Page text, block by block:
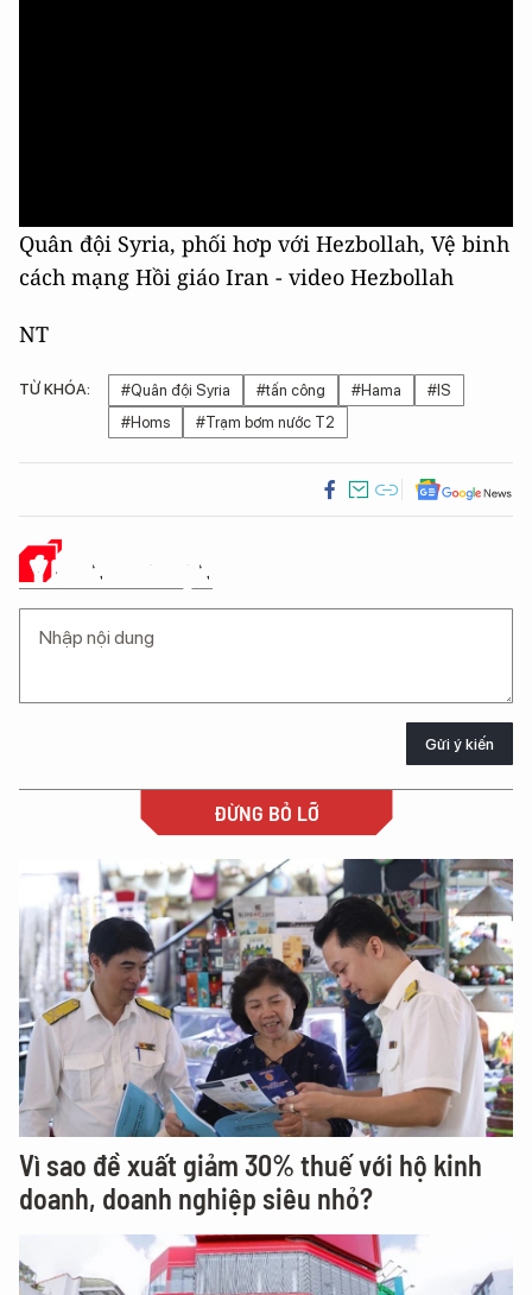
Quân đội Syria, phối hơp với Hezbollah, Vệ binh
cách mạng Hồi giáo Iran - video Hezbollah
NT
TỪ KHÓA: #Quân đội Syria #tấn công #Hama
#IS
#Homs
#Trạm bơm nước T2
Ý KIẾN CỦA BẠN
Gửi ý kiến
ĐỪNG BỎ LỠ
Vì sao đề xuất giảm 30% thuế với hộ kinh
doanh, doanh nghiệp siêu nhỏ?